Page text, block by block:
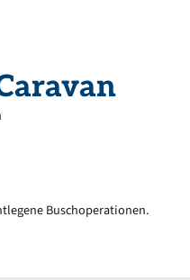
Buschoperationen.